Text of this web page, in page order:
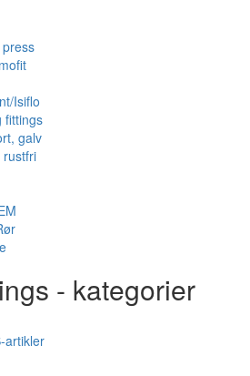
Isiflo
fittings
galv
rustfri
- kategorier
artikler